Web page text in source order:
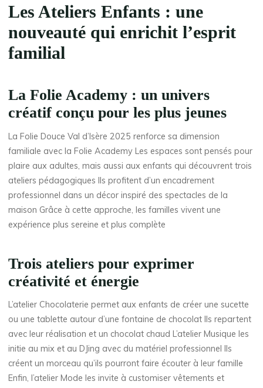
Les Ateliers Enfants : une
nouveauté qui enrichit l’esprit
familial
La Folie Academy : un univers
créatif conçu pour les plus jeunes
La Folie Douce Val d’Isère 2025 renforce sa dimension
familiale avec la Folie Academy Les espaces sont pensés pour
plaire aux adultes, mais aussi aux enfants qui découvrent trois
ateliers pédagogiques Ils profitent d’un encadrement
professionnel dans un décor inspiré des spectacles de la
maison Grâce à cette approche, les familles vivent une
expérience plus sereine et plus complète
Trois ateliers pour exprimer
créativité et énergie
L’atelier Chocolaterie permet aux enfants de créer une sucette
ou une tablette autour d’une fontaine de chocolat Ils repartent
avec leur réalisation et un chocolat chaud L’atelier Musique les
initie au mix et au DJing avec du matériel professionnel Ils
créent un morceau qu’ils pourront faire écouter à leur famille
Enfin, l’atelier Mode les invite à customiser vêtements et